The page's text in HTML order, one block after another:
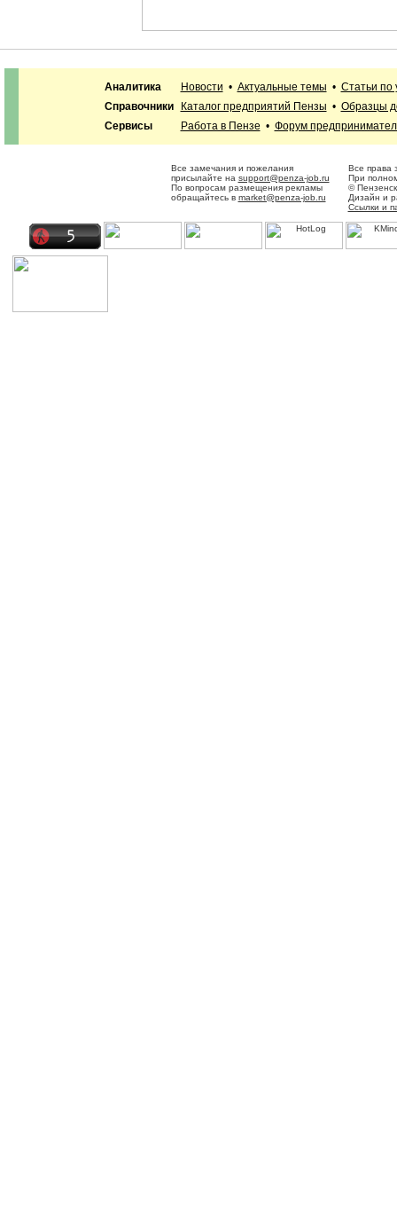
Аналитика Новости • Актуальные темы • Статьи по
Справочники
Каталог предприятий Пензы • Образцы
Сервисы
Работа в Пензе • Форум
Все замечания и пожелания
присылайте на support@penza-job.ru
По вопросам размещения рекламы
обращайтесь в market@penza-job.ru
Все права
При
©
Дизайн и
Ссылки и